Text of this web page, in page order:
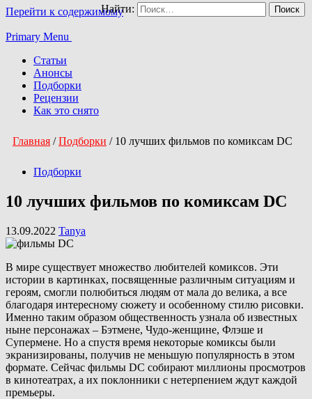
Перейти к содержимому
Primary Menu
Статьи
Анонсы
Подборки
Рецензии
Как это снято
Найти:
Главная /Подборки / 10 лучших фильмов по комиксам DC
Подборки
10 лучших фильмов по комиксам DC
13.09.2022 Tanya
В мире существует множество любителей комиксов. Эти
истории в картинках, посвященные различным ситуациям и
героям, смогли полюбиться людям от мала до велика, а все
благодаря интересному сюжету и особенному стилю рисовки.
Именно таким образом общественность узнала об известных
ныне персонажах – Бэтмене, Чудо-женщине, Флэше и
Супермене. Но а спустя время некоторые комиксы были
экранизированы, получив не меньшую популярность в этом
формате. Сейчас фильмы DC собирают миллионы просмотров
в кинотеатрах, а их поклонники с нетерпением ждут каждой
премьеры.